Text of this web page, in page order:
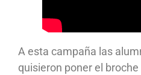
A esta campaña las
quisieron poner el